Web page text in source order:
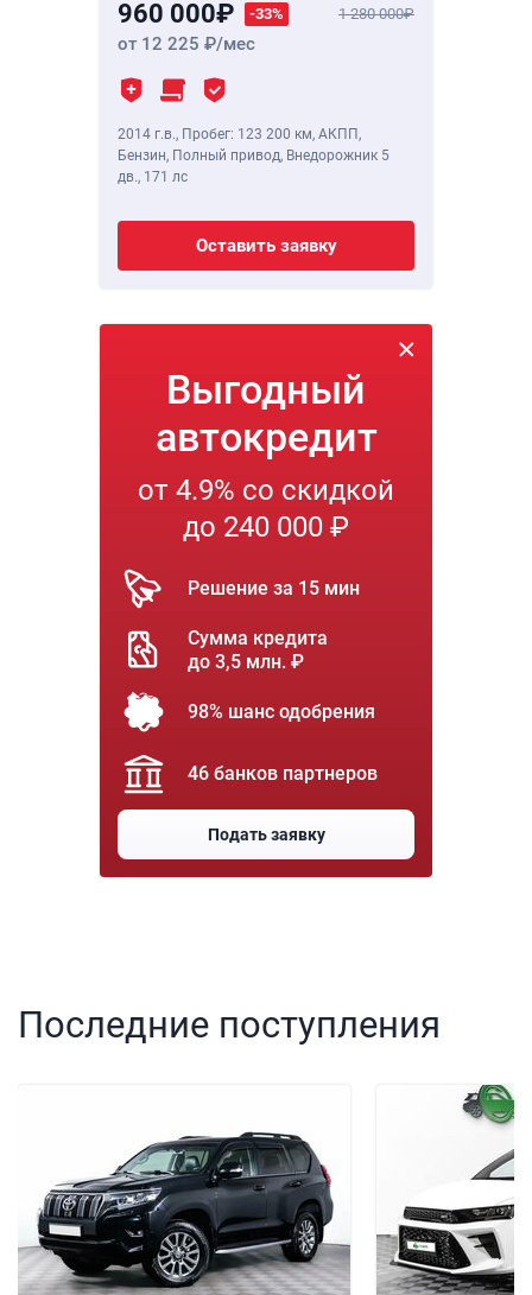
960 000 -33% 1 280 000
от 12 225 /мес
2014 г.в., Пробег: 123 200 км, АКПП,
Бензин, Полный привод, Внедорожник 5
дв., 171 лс
Оставить заявку
Выгодный
автокредит
от 4.9% со скидкой
до 240 000 ₽
Решение за 15 мин
Сумма кредита
до 3,5 млн. ₽
98% шанс одобрения
46 банков партнеров
Подать заявку
Последние поступления